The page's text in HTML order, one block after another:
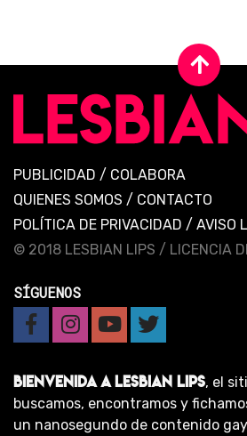
PUBLICIDAD / COLABORA
QUIENES SOMOS / CONTACTO
POLÍTICA DE PRIVACIDAD / AVISO
© 2018 LESBIAN LIPS / LICENCIA
SÍGUENOS
BIENVENIDA A LESBIAN LIPS, el
buscamos, encontramos y
un nanosegundo de contenido